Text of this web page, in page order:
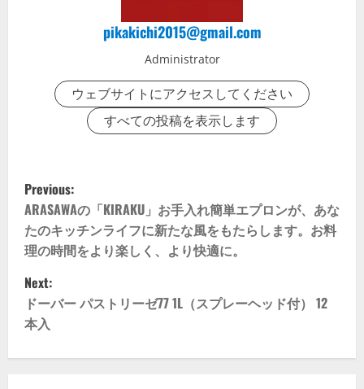
pikakichi2015@gmail.com
Administrator
ウェブサイトにアクセスしてください
すべての投稿を表示します
P
o
s
t
n
a
Previous:
ARASAWAの「KIRAKU」お手入れ簡単エプロンが、あな
たのキッチンライフに新たな風をもたらします。お料
理の時間をより楽しく、より快適に。
Next:
ドーバー パストリーゼ77 1L（スプレーヘッド付） 12
本入